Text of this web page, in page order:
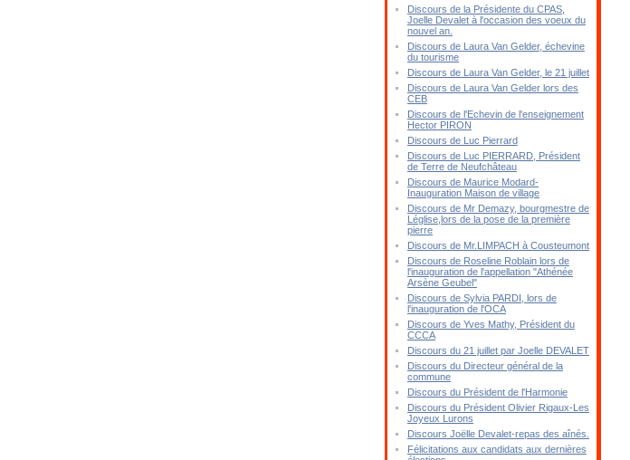
Discours de la Présidente du CPAS,
Joelle Devalet à l'occasion des voeux du
nouvel an.
Discours de Laura Van Gelder, échevine
du tourisme
Discours de Laura Van Gelder, le 21 juillet
Discours de Laura Van Gelder lors des
CEB
Discours de l'Echevin de l'enseignement
Hector PIRON
Discours de Luc Pierrard
Discours de Luc PIERRARD, Président
de Terre de Neufchâteau
Discours de Maurice Modard-
Inauguration Maison de village
Discours de Mr Demazy, bourgmestre de
Léglise,lors de la pose de la première
pierre
Discours de Mr.LIMPACH à Cousteumont
Discours de Roseline Roblain lors de
l'inauguration de l'appellation "Athénée
Arsène Geubel"
Discours de Sylvia PARDI, lors de
l'inauguration de l'OCA
Discours de Yves Mathy, Président du
CCCA
Discours du 21 juillet par Joelle DEVALET
Discours du Directeur général de la
commune
Discours du Président de l'Harmonie
Discours du Président Olivier Rigaux-Les
Joyeux Lurons
Discours Joëlle Devalet-repas des aînés.
Félicitations aux candidats aux dernières